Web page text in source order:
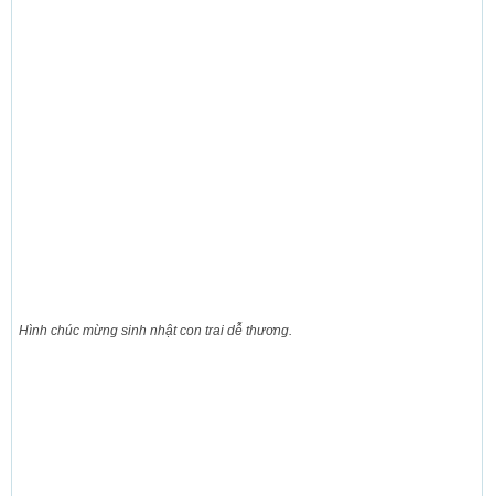
Hình chúc mừng sinh nhật con trai dễ thương.